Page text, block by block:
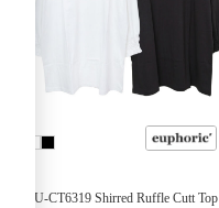
EU-CT6319 Shirred Ruffle Cutt Top